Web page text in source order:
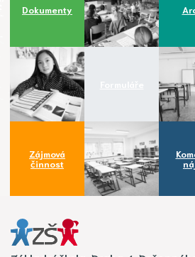
Dokumenty
Zájmová
činnost